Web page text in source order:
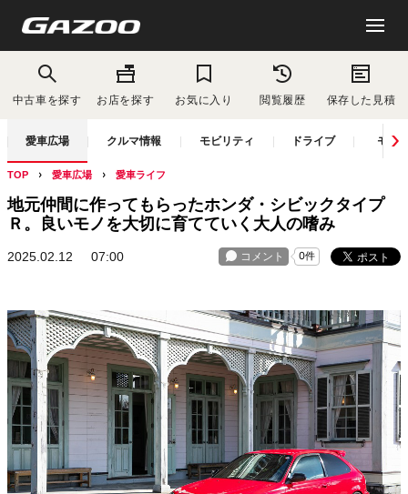
中古車を探す お店を探す お気に入り 閲覧履歴 保存した見積
愛車広場 クルマ情報 モビリティ ドライブ モー
TOP 愛車広場 愛車ライフ
地元仲間に作ってもらったホンダ・シビックタイプ
Ｒ。良いモノを大切に育てていく大人の嗜み
2025.02.12 07:00